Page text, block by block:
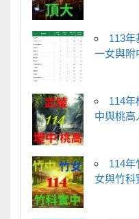
113
一女與附
114
中與桃高
114
女與竹科